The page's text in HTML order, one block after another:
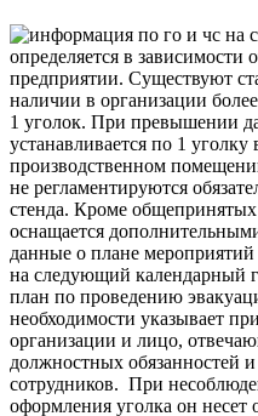
определяется в зависимости
предприятии. Существуют
наличии в организации
1 уголок. При превышении
устанавливается по 1
производственном
не регламентируются
стенда. Кроме
оснащается
данные о плане мероприятий
на следующий календарный
план по проведению
необходимости указывает
организации и лицо,
должностных обязанностей
сотрудников. При
оформления уголка он несет